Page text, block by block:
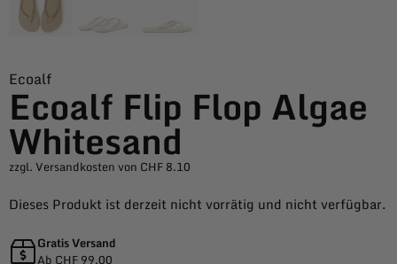
Ecoalf
Ecoalf Flip Flop Algae
Whitesand
zzgl. Versandkosten von CHF 8.10
Dieses Produkt ist derzeit nicht vorrätig und nicht verfügbar.
Gratis Versand
Ab CHF 99.00